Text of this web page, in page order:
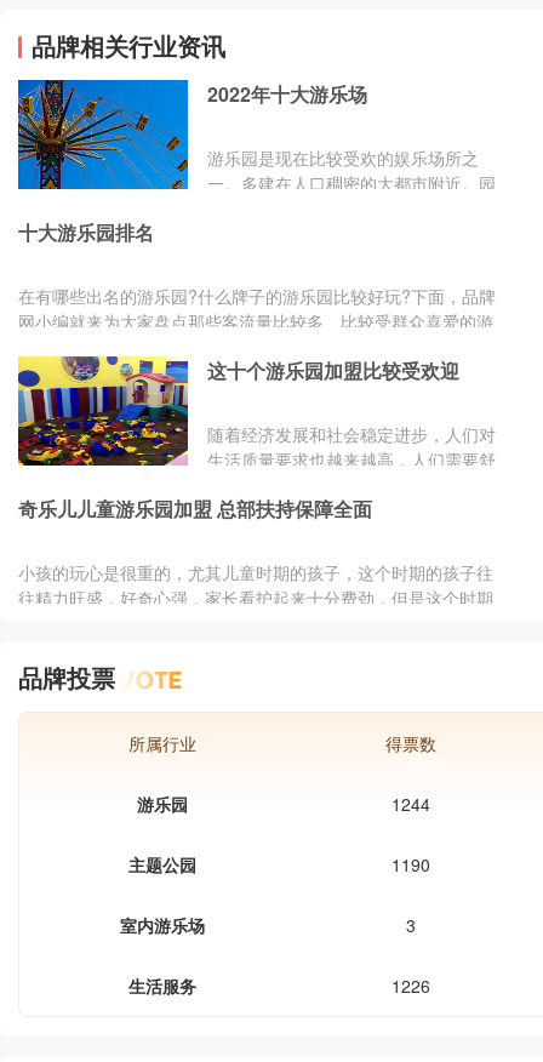
品牌相关行业资讯
2022年十大游乐场
游乐园是现在比较受欢的娱乐场所之
一。多建在人口稠密的大都市附近。园
游乐园项目齐全，有的以一个或数个项
目为主。是人们放松心情的比较佳场
友投票等指标评选出了游乐场一线知名
品牌，主要有这几个品牌：迪士尼、香
中华恐龙园、东方明珠、方特欢乐世
界、世界之窗、苏州乐园、宋城公园
十大游乐园排名
在有哪些出名的游乐园?什么牌子的游乐园比较好玩?下面，品牌
网小编就来为大家盘点那些客流量比较多、比较受群众喜爱的游
这十个游乐园加盟比较受欢迎
随着经济发展和社会稳定进步，人们对
生活质量要求也越来越高，人们需要舒
蓬勃发展，商场里的游乐园顾客众多，
于没有经验，所以加盟品牌是个不错的
选择。儿童游乐场的出现，完美解决了
奇乐儿儿童游乐园加盟 总部扶持保障全面
小孩的玩心是很重的，尤其儿童时期的孩子，这个时期的孩子往
往精力旺盛，好奇心强，家长看护起来十分费劲，但是这个时期
身边，奇乐儿儿童主题公园，万元开店，月入10万，奇乐儿在线
品牌投票
所属行业 得票数
游乐园 1244
主题公园 1190
室内游乐场 3
生活服务 1226